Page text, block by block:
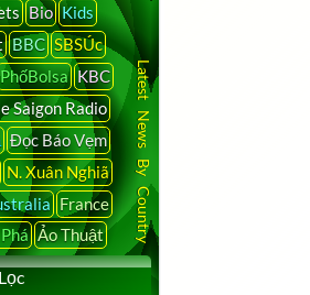
Bio Kids
BBC SBSÚc
PhốBolsa KBC
Saigon Radio
Đọc Báo Vẹm
N. Xuân Nghiã
France
Ảo Thuật Latest News By Country